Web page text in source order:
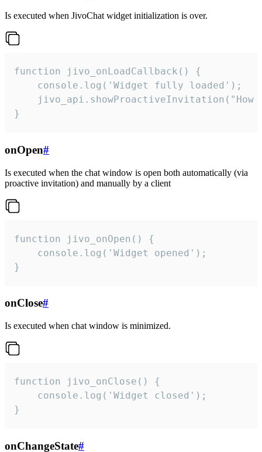
Is executed when JivoChat widget initialization is over.
function jivo_onLoadCallback() {
    console.log('Widget fully loaded');
jivo_api.showProactiveInvitation("How
}
onOpen#
Is executed when the chat window is open both automatically (via
proactive invitation) and manually by a client
function jivo_onOpen() {
    console.log('Widget opened');
}
onClose#
Is executed when chat window is minimized.
function jivo_onClose() {
    console.log('Widget closed');
}
onChangeState#